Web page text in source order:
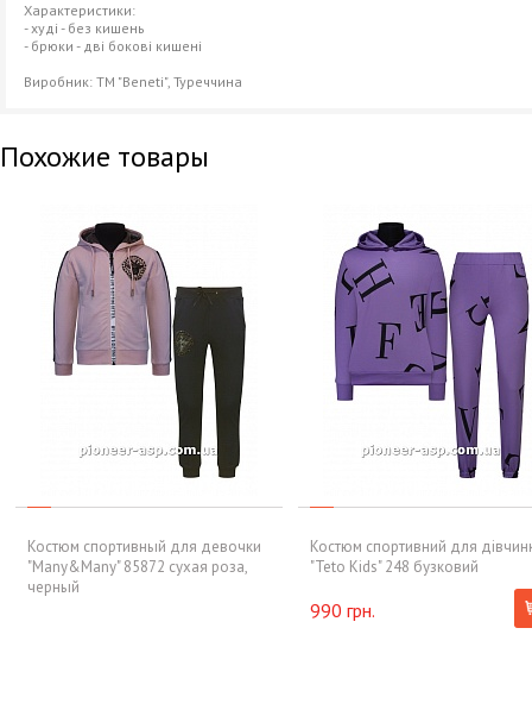
Характеристики:
- худі - без кишень
- брюки - дві бокові кишені
Виробник: ТМ "Beneti", Туреччина
Похожие товары
Костюм спортивный для девочки
"Many&Many" 85872 сухая роза,
черный
Костюм спортивний для
"Teto Kids" 248 бузковий
990 грн.